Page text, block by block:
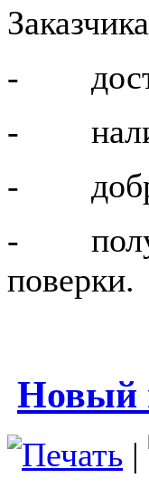
-
-
-
-
поверки.
Новый
|